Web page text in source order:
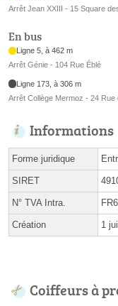
Arrêt Jean XXIII - 15 Square
En bus
Ligne 5, à 462 m
Arrêt Génie - 104 Rue Éblé
Ligne 173, à 306 m
Arrêt Collège Mermoz - 24 Rue
Informations
Forme juridique
SIRET
N° TVA Intra.
Création 1
Coiffeurs à